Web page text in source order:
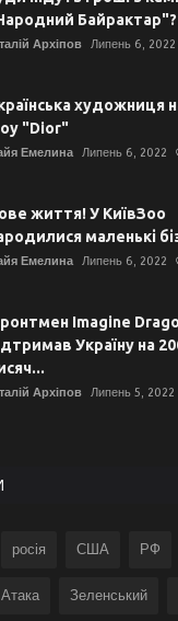
Байрактар"?
Архіпов Липень 6, 2022
художниця
"Dior"
Емелина Липень 6, 2022
життя! У КиївЗоо
маленькі
Емелина Липень 6, 2022
Imagine
Україну на
Архіпов Липень 5, 2022
росія США РФ
Атака Зеленський